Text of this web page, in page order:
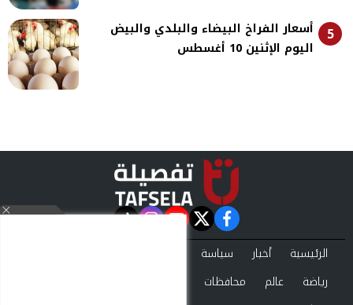
5
أسعار الفراخ البيضاء والبلدي والبيض
اليوم الإثنين 10 أغسطس
facebook
twitter
الرئيسية أخبار سياسة
رياضة
عالم محافظات